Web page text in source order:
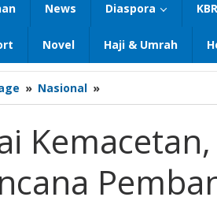
News Diaspora
Novel Haji & Umrah
» Nasional »
Kemacetan,
Sidoarjo
Bahas
Rencana
Pembangunan